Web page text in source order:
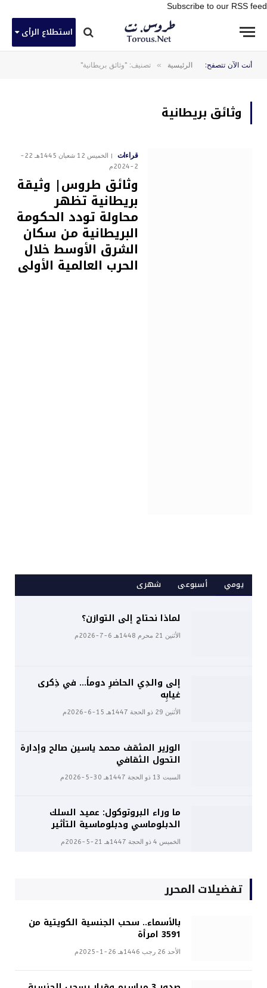
Subscribe to our RSS feed
استطلاع الرأى
أنت الآن تتصفح: الرئيسية » تصنيف: "وثائق بريطانية"
وثائق بريطانية
قراءات
الخميس 12 شعبان 1445هـ 22-
2-2024م
وثائق طروس| وثيقة
بريطانية تظهر
محاولة تودد الحكومة
البريطانية من سكان
الشرق الأوسط خلال
الحرب العالمية الأولى
يومي أسبوعى شهرى
لماذا نحتاج إلى التوازن؟
الأثنين 21 محرم 1448هـ 6-7-2026م
إلى والدِي الحاضرِ دوماً… في ذِكرى
غيابِه
الأثنين 29 ذو الحجة 1447هـ 15-6-2026م
الوزير المثقف محمد ياسين صالح وإدارة
التحول الثقافي
السبت 13 ذو الحجة 1447هـ 30-5-2026م
ما وراء البروتوكول: عميد السلك
الدبلوماسي ودبلوماسية التأثير
الخميس 4 ذو الحجة 1447هـ 21-5-2026م
تفضيلات المحرر
بالأسماء.. سحب الجنسية الكويتية من
3591 امرأة
الأحد 26 رجب 1446هـ 26-1-2025م